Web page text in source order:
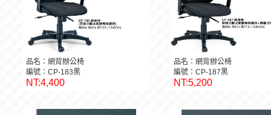
品名：網背辦公椅
編號：CP-183黑
NT:4,400
品名：網背辦公椅
編號：CP-187黑
NT:5,200